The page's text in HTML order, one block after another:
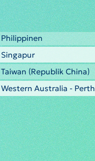
Philippinen
Singapur
Taiwan (Republik China)
Western Australia - Perth